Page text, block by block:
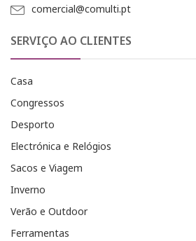
comercial@comulti.pt
SERVIÇO AO CLIENTES
Casa
Congressos
Desporto
Electrónica e Relógios
Sacos e Viagem
Inverno
Verão e Outdoor
Ferramentas